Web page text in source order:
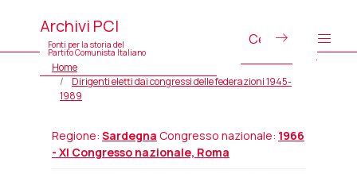
Archivi PCI
Fonti per la storia del
Partito Comunista Italiano
Home
Dirigenti eletti dai congressi delle federazioni 1945-
1989
Regione: Sardegna Congresso nazionale: 1966
- XI Congresso nazionale, Roma